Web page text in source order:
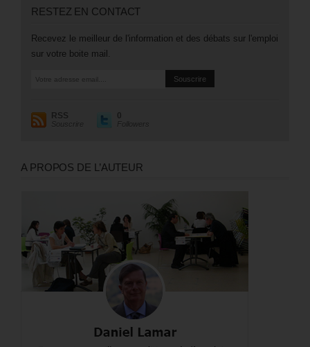
RESTEZ EN CONTACT
Recevez le meilleur de l'information et des débats sur l'emploi
sur votre boite mail.
RSS
Souscrire
0
Followers
A PROPOS DE L’AUTEUR